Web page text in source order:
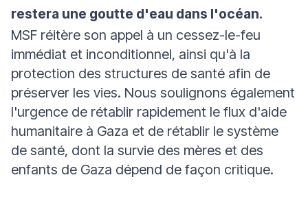
restera une goutte d'eau dans l'océan.
MSF réitère son appel à un cessez-le-feu
immédiat et inconditionnel, ainsi qu'à la
protection des structures de santé afin de
préserver les vies. Nous soulignons également
l'urgence de rétablir rapidement le flux d'aide
humanitaire à Gaza et de rétablir le système
de santé, dont la survie des mères et des
enfants de Gaza dépend de façon critique.